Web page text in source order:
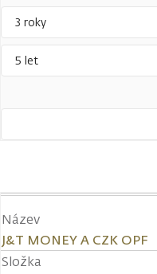
3 roky
5 let
Název
J&T MONEY A CZK OPF
Složka